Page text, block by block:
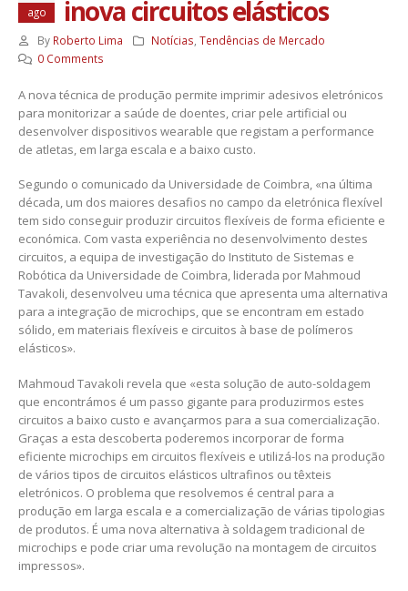
ago
inova circuitos elásticos
By Roberto Lima Notícias ,Tendências de Mercado
0 Comments
A nova técnica de produção permite imprimir adesivos eletrónicos
para monitorizar a saúde de doentes, criar pele artificial ou
desenvolver dispositivos wearable que registam a performance
de atletas, em larga escala e a baixo custo.
Segundo o comunicado da Universidade de Coimbra, «na última
década, um dos maiores desafios no campo da eletrónica flexível
tem sido conseguir produzir circuitos flexíveis de forma eficiente e
económica. Com vasta experiência no desenvolvimento destes
circuitos, a equipa de investigação do Instituto de Sistemas e
Robótica da Universidade de Coimbra, liderada por Mahmoud
Tavakoli, desenvolveu uma técnica que apresenta uma alternativa
para a integração de microchips, que se encontram em estado
sólido, em materiais flexíveis e circuitos à base de polímeros
elásticos».
Mahmoud Tavakoli revela que «esta solução de auto-soldagem
que encontrámos é um passo gigante para produzirmos estes
circuitos a baixo custo e avançarmos para a sua comercialização.
Graças a esta descoberta poderemos incorporar de forma
eficiente microchips em circuitos flexíveis e utilizá-los na produção
de vários tipos de circuitos elásticos ultrafinos ou têxteis
eletrónicos. O problema que resolvemos é central para a
produção em larga escala e a comercialização de várias tipologias
de produtos. É uma nova alternativa à soldagem tradicional de
microchips e pode criar uma revolução na montagem de circuitos
impressos».